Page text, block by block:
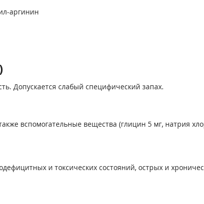
аргинин
Допускается слабый специфический запах.
вспомогательные вещества (глицин 5 мг, натрия
и токсических состояний, острых и